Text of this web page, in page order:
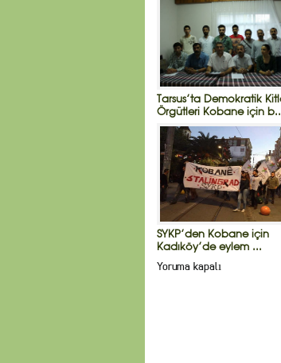
Tarsus’ta Demokratik
Örgütleri Kobane için
SYKP’den Kobane için
Kadıköy’de eylem ...
Yoruma kapalı